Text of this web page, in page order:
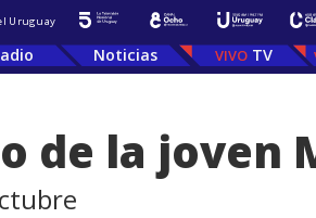
Uruguay
Noticias TV
de la joven